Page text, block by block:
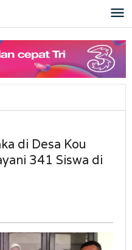
di Desa Kou
341 Siswa di